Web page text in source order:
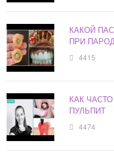
КАКОЙ
ПРИ
4415
КАК
ПУЛЬПИТ
4474